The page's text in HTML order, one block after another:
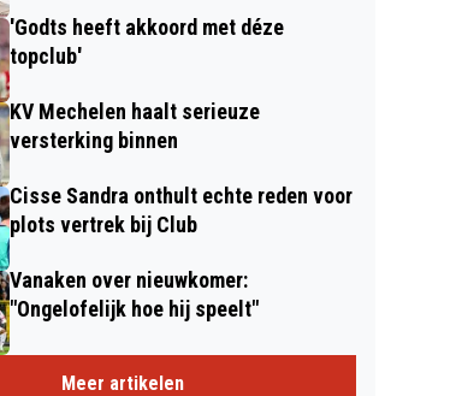
'Godts heeft akkoord met déze
topclub'
KV Mechelen haalt serieuze
versterking binnen
Cisse Sandra onthult echte reden voor
plots vertrek bij Club
Vanaken over nieuwkomer:
"Ongelofelijk hoe hij speelt"
Meer artikelen